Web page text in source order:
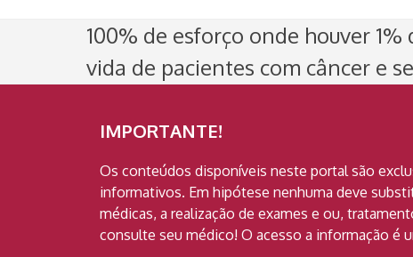
100% de esforço onde houver
vida de pacientes com câncer e
IMPORTANTE!
Os conteúdos disponíveis neste portal são
informativos. Em hipótese nenhuma deve
médicas, a realização de exames e ou,
consulte seu médico! O acesso a informação é